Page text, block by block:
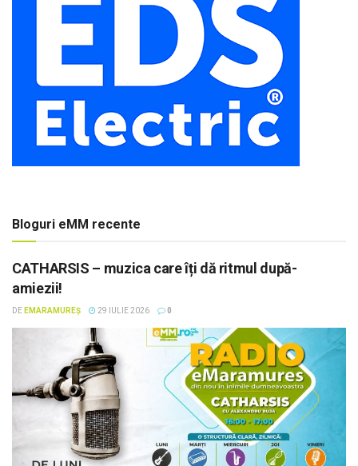
Bloguri eMM recente
CATHARSIS – muzica care îți dă ritmul după-
amiezii!
DE EMARAMUREȘ 29 IULIE 2026 0